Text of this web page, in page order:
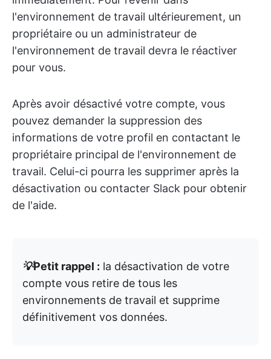
l'environnement de travail ultérieurement, un
propriétaire ou un administrateur de
l'environnement de travail devra le réactiver
pour vous.
Après avoir désactivé votre compte, vous
pouvez demander la suppression des
informations de votre profil en contactant le
propriétaire principal de l'environnement de
travail. Celui-ci pourra les supprimer après la
désactivation ou contacter Slack pour obtenir
de l'aide.
💡Petit rappel : la désactivation de votre
compte vous retire de tous les
environnements de travail et supprime
définitivement vos données.